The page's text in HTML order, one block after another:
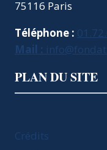
75116 Paris
Téléphone :
Mail :
PLAN DU SITE
Crédits